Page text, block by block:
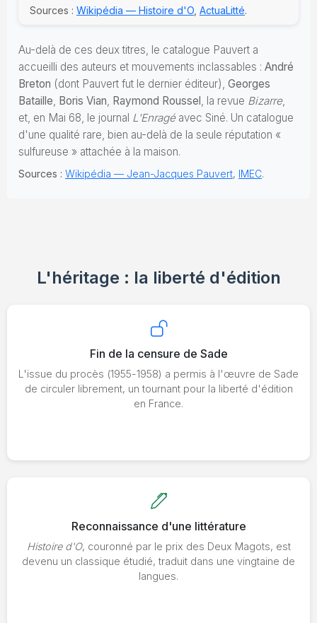
Sources : Wikipédia — Histoire d'O ActuaLitté.
Au-delà de ces deux titres, le catalogue Pauvert a
accueilli des auteurs et mouvements inclassables : André
Breton (dont Pauvert fut le dernier éditeur), Georges
Bataille, Boris Vian, Raymond Roussel , la revue Bizarre,
et, en Mai 68, le journal L'Enragéavec Siné. Un catalogue
d'une qualité rare, bien au-delà de la seule réputation «
sulfureuse » attachée à la maison.
Sources : Wikipédia — Jean-Jacques Pauvert, IMEC.
L'héritage : la liberté d'édition
Fin de la censure de Sade
L'issue du procès (1955-1958) a permis à l'œuvre de Sade
de circuler librement, un tournant pour la liberté d'édition
en France.
Reconnaissance d'une littérature
Histoire d'O, couronné par le prix des Deux Magots, est
devenu un classique étudié, traduit dans une vingtaine de
langues.